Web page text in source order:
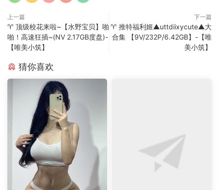
上一篇
♈ 顶级校花来啦~【水野宝贝】啪
啪！高速狂插~(NV 2.17GB度盘)-
【唯美小筑】
下一篇
♈ 推特福利姬▲uttdiixycute▲大
合集 【9V/232P/6.42GB】-【唯
美小筑】
猜你喜欢